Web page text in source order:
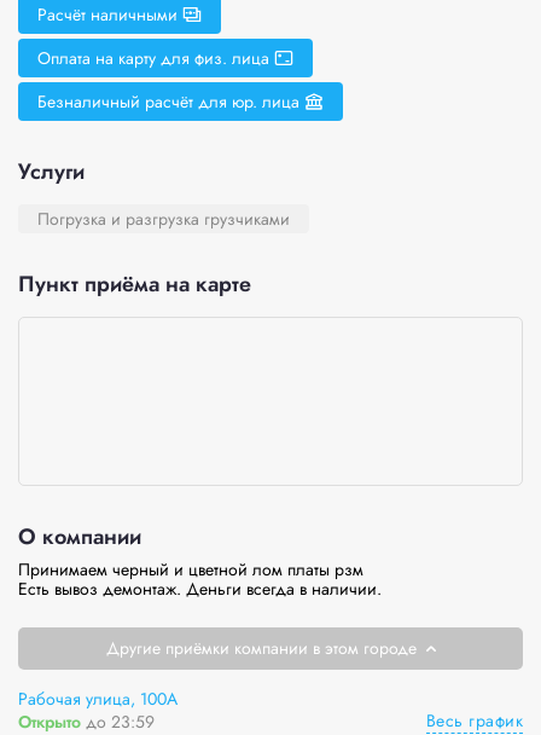
Расчёт наличными
Оплата на карту для физ. лица
Безналичный расчёт для юр. лица
Услуги
Погрузка и разгрузка грузчиками
Пункт приёма на карте
О компании
Принимаем черный и цветной лом платы рзм
Есть вывоз демонтаж. Деньги всегда в наличии.
Другие приёмки компании в этом городе
Рабочая улица, 100А
Открыто до 23:59 Весь график